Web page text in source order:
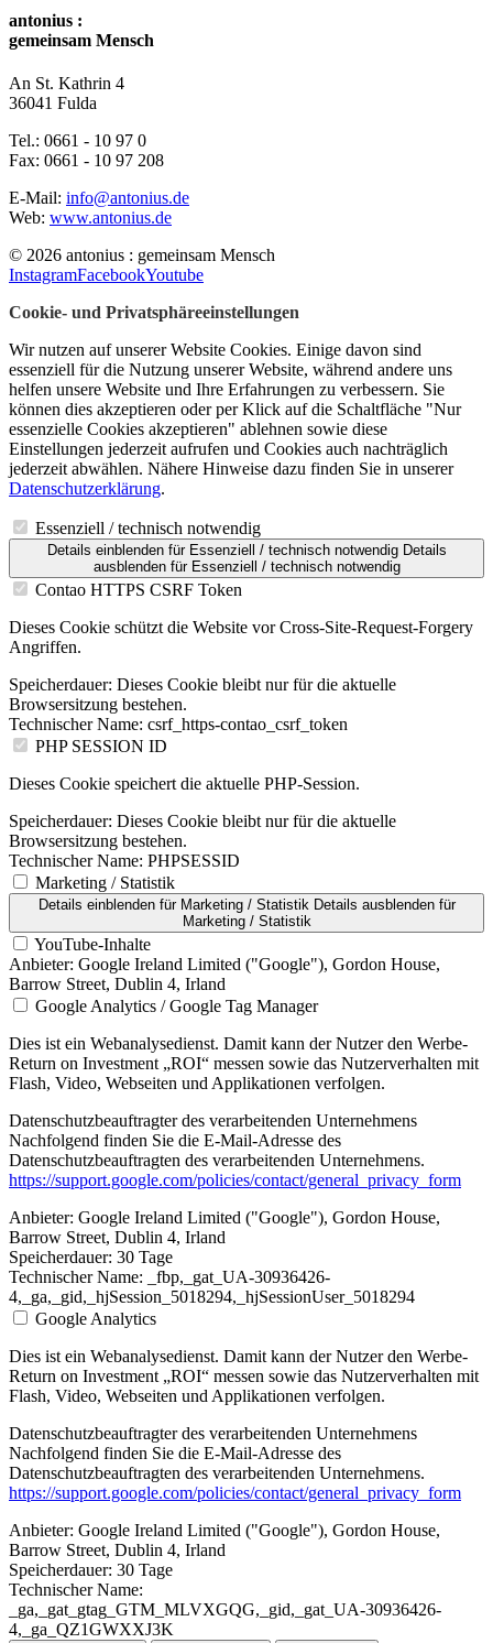
antonius :
gemeinsam Mensch
An St. Kathrin 4
36041 Fulda
Tel.: 0661 - 10 97 0
Fax: 0661 - 10 97 208
E-Mail: info@antonius.de
Web: www.antonius.de
© 2026 antonius : gemeinsam Mensch
InstagramFacebookYoutube
Cookie- und Privatsphäreeinstellungen
Wir nutzen auf unserer Website Cookies. Einige davon sind
essenziell für die Nutzung unserer Website, während andere uns
helfen unsere Website und Ihre Erfahrungen zu verbessern. Sie
können dies akzeptieren oder per Klick auf die Schaltfläche "Nur
essenzielle Cookies akzeptieren" ablehnen sowie diese
Einstellungen jederzeit aufrufen und Cookies auch nachträglich
jederzeit abwählen. Nähere Hinweise dazu finden Sie in unserer
Datenschutzerklärung.
Essenziell / technisch notwendig
Details einblendenfür Essenziell / technisch notwendig Details
ausblendenfür Essenziell / technisch notwendig
Contao HTTPS CSRF Token
Dieses Cookie schützt die Website vor Cross-Site-Request-Forgery
Angriffen.
Speicherdauer: Dieses Cookie bleibt nur für die aktuelle
Browsersitzung bestehen.
Technischer Name: csrf_https-contao_csrf_token
PHP SESSION ID
Dieses Cookie speichert die aktuelle PHP-Session.
Speicherdauer: Dieses Cookie bleibt nur für die aktuelle
Browsersitzung bestehen.
Technischer Name: PHPSESSID
Marketing / Statistik
Details einblendenfür Marketing / Statistik Details ausblendenfür
Marketing / Statistik
YouTube-Inhalte
Anbieter: Google Ireland Limited ("Google"), Gordon House,
Barrow Street, Dublin 4, Irland
Google Analytics / Google Tag Manager
Dies ist ein Webanalysedienst. Damit kann der Nutzer den Werbe-
Return on Investment „ROI“ messen sowie das Nutzerverhalten mit
Flash, Video, Webseiten und Applikationen verfolgen.
Datenschutzbeauftragter des verarbeitenden Unternehmens
Nachfolgend finden Sie die E-Mail-Adresse des
Datenschutzbeauftragten des verarbeitenden Unternehmens.
https://support.google.com/policies/contact/general_privacy_form
Anbieter: Google Ireland Limited ("Google"), Gordon House,
Barrow Street, Dublin 4, Irland
Speicherdauer: 30 Tage
Technischer Name: _fbp,_gat_UA-30936426-
4,_ga,_gid,_hjSession_5018294,_hjSessionUser_5018294
Google Analytics
Dies ist ein Webanalysedienst. Damit kann der Nutzer den Werbe-
Return on Investment „ROI“ messen sowie das Nutzerverhalten mit
Flash, Video, Webseiten und Applikationen verfolgen.
Datenschutzbeauftragter des verarbeitenden Unternehmens
Nachfolgend finden Sie die E-Mail-Adresse des
Datenschutzbeauftragten des verarbeitenden Unternehmens.
https://support.google.com/policies/contact/general_privacy_form
Anbieter: Google Ireland Limited ("Google"), Gordon House,
Barrow Street, Dublin 4, Irland
Speicherdauer: 30 Tage
Technischer Name:
_ga,_gat_gtag_GTM_MLVXGQG,_gid,_gat_UA-30936426-
4,_ga_QZ1GWXXJ3K